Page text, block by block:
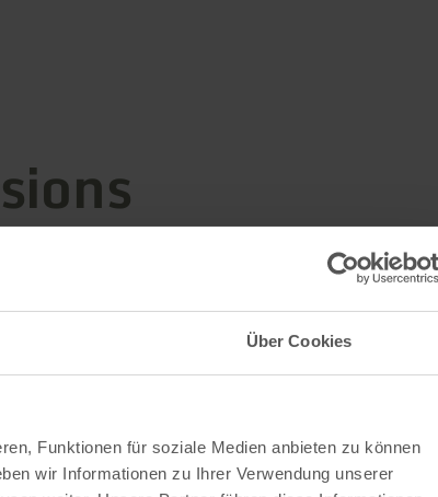
Über Cookies
Funktionen für soziale Medien anbieten zu können
wir Informationen zu Ihrer Verwendung unserer